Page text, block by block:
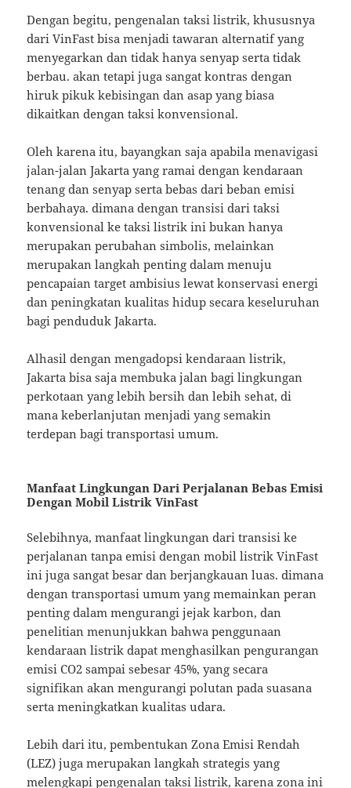
Dengan begitu, pengenalan taksi listrik, khususnya
dari VinFast bisa menjadi tawaran alternatif yang
menyegarkan dan tidak hanya senyap serta tidak
berbau. akan tetapi juga sangat kontras dengan
hiruk pikuk kebisingan dan asap yang biasa
dikaitkan dengan taksi konvensional.
Oleh karena itu, bayangkan saja apabila menavigasi
jalan-jalan Jakarta yang ramai dengan kendaraan
tenang dan senyap serta bebas dari beban emisi
berbahaya. dimana dengan transisi dari taksi
konvensional ke taksi listrik ini bukan hanya
merupakan perubahan simbolis, melainkan
merupakan langkah penting dalam menuju
pencapaian target ambisius lewat konservasi energi
dan peningkatan kualitas hidup secara keseluruhan
bagi penduduk Jakarta.
Alhasil dengan mengadopsi kendaraan listrik,
Jakarta bisa saja membuka jalan bagi lingkungan
perkotaan yang lebih bersih dan lebih sehat, di
mana keberlanjutan menjadi yang semakin
terdepan bagi transportasi umum.
Manfaat Lingkungan Dari Perjalanan Bebas Emisi
Dengan Mobil Listrik VinFast
Selebihnya, manfaat lingkungan dari transisi ke
perjalanan tanpa emisi dengan mobil listrik VinFast
ini juga sangat besar dan berjangkauan luas. dimana
dengan transportasi umum yang memainkan peran
penting dalam mengurangi jejak karbon, dan
penelitian menunjukkan bahwa penggunaan
kendaraan listrik dapat menghasilkan pengurangan
emisi CO2 sampai sebesar 45%, yang secara
signifikan akan mengurangi polutan pada suasana
serta meningkatkan kualitas udara.
Lebih dari itu, pembentukan Zona Emisi Rendah
(LEZ) juga merupakan langkah strategis yang
melengkapi pengenalan taksi listrik, karena zona ini